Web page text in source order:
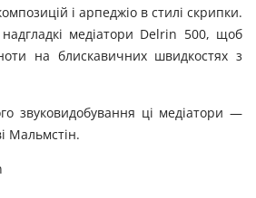
і арпеджіо в стилі скрипки.
медіатори Delrin 500, щоб
на блискавичних швидкостях з
звуковидобування ці медіатори —
Мальмстін.